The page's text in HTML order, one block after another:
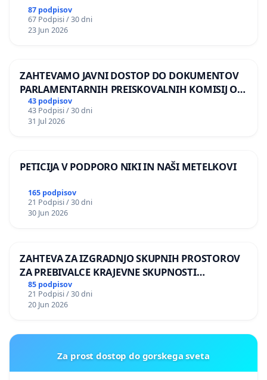
87 podpisov
67 Podpisi / 30 dni
23 Jun 2026
ZAHTEVAMO JAVNI DOSTOP DO DOKUMENTOV
PARLAMENTARNIH PREISKOVALNIH KOMISIJ O
ILEGALNI TRGOVINI Z OROŽJEM
43 podpisov
43 Podpisi / 30 dni
31 Jul 2026
PETICIJA V PODPORO NIKI IN NAŠI METELKOVI
165 podpisov
21 Podpisi / 30 dni
30 Jun 2026
ZAHTEVA ZA IZGRADNJO SKUPNIH PROSTOROV
ZA PREBIVALCE KRAJEVNE SKUPNOSTI
PRESTRANEK
85 podpisov
21 Podpisi / 30 dni
20 Jun 2026
Za prost dostop do gorskega sveta